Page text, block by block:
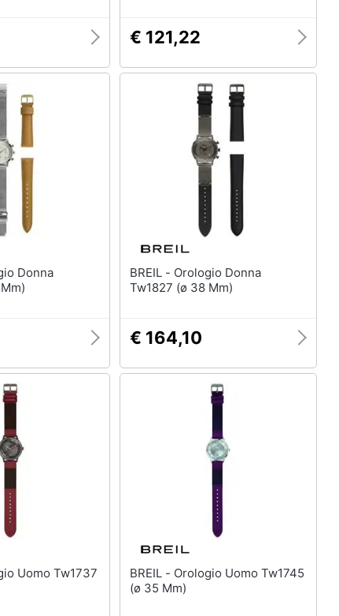
€ 121,22
BREIL - Orologio Donna
Tw1827 (ø 38 Mm)
€ 164,10
BREIL - Orologio Uomo Tw1745
(ø 35 Mm)